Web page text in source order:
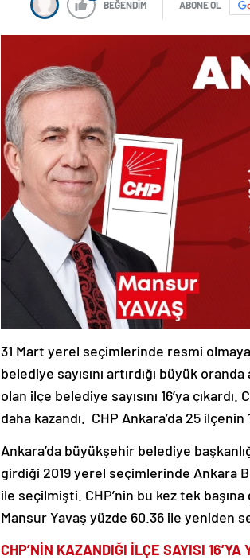
BEĞENDİM ABONE OL
31 Mart yerel seçimlerinde resmi
belediye sayısını artırdığı büyük
olan ilçe belediye sayısını 16’ya çıkardı.
daha kazandı. CHP Ankara’da 25 ilçenin
Ankara’da büyükşehir belediye
girdiği 2019 yerel seçimlerinde Ankara
ile seçilmişti. CHP’nin bu kez tek
Mansur Yavaş yüzde 60.36 ile yeniden
CHP’NİN KAZANDIĞI İLÇE SAYISI 16’YA